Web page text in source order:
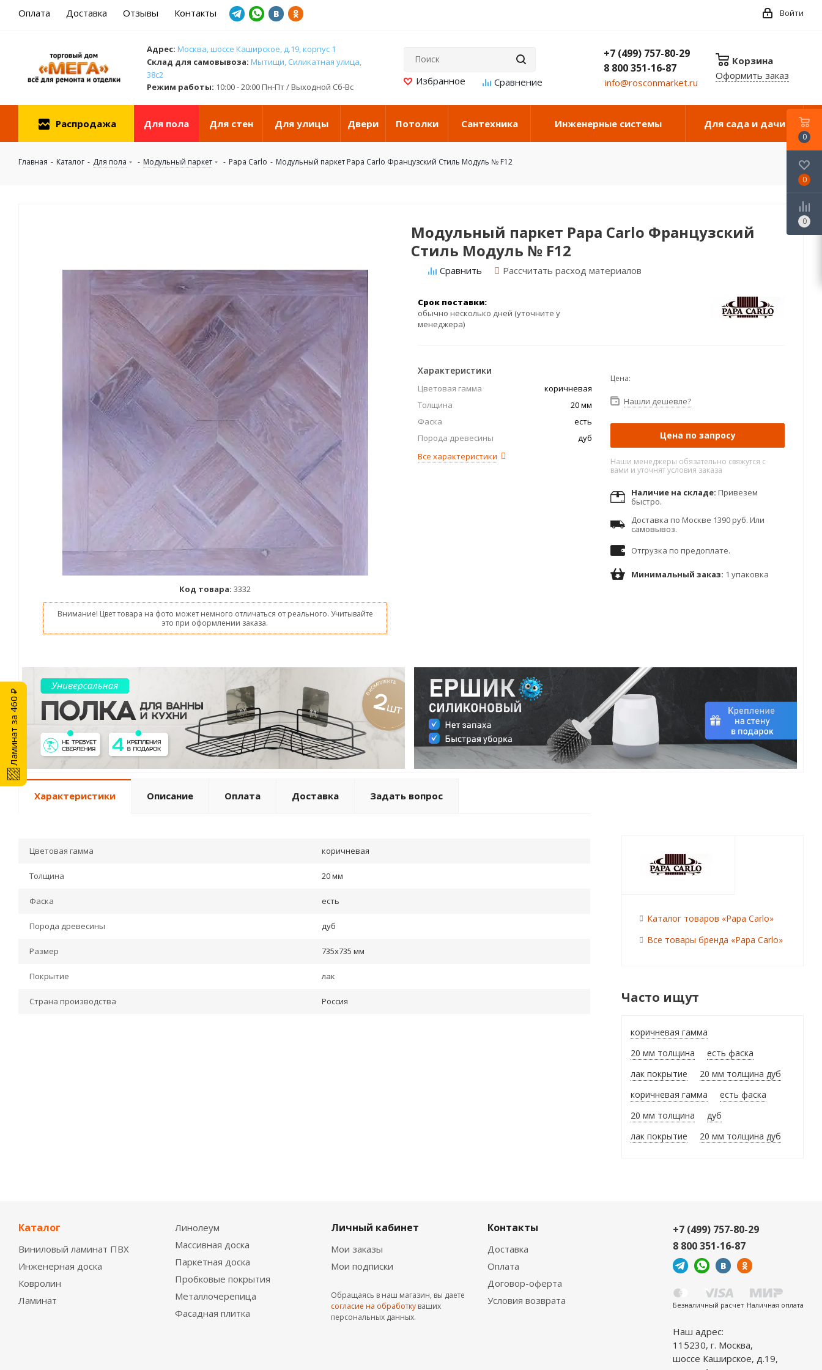
Оплата Доставка Отзывы Контакты Войти
Адрес: Москва, шоссе Каширское, д.19, корпус 1
Cклад для самовывоза: Мытищи, Силикатная улица,
38с2
Режим работы: 10:00 - 20:00 Пн-Пт / Выходной Сб-Вс
+7 (499) 757-80-29
8 800 351-16-87
info@rosconmarket.ru
Корзина
Оформить заказ
Распродажа Для пола Для стен Для улицы Двери Потолки Сантехника Инженерные системы Для сада и дачи
Главная - Каталог - Для пола - Модульный паркет - Papa Carlo - Модульный паркет Papa Carlo Французский Стиль Модуль № F12
Код товара: 3332
Внимание! Цвет товара на фото может немного отличаться от реального. Учитывайте
это при оформлении заказа.
Модульный паркет Papa Carlo Французский
Стиль Модуль № F12
Рассчитать расход материалов
Срок поставки:
обычно несколько дней (уточните у
менеджера)
Характеристики
Цветовая гамма
коричневая
Толщина
20 мм
Фаска
есть
Порода древесины
дуб
Все характеристики
Цена:
Нашли дешевле?
Цена по запросу
Наши менеджеры обязательно свяжутся с
вами и уточнят условия заказа
Наличие на складе: Привезем
быстро.
Доставка по Москве 1390 руб. Или
самовывоз.
Отгрузка по предоплате.
Минимальный заказ: 1 упаковка
Характеристики Описание Оплата Доставка Задать вопрос
Цветовая гамма коричневая
Толщина 20 мм
Фаска есть
Порода древесины дуб
Размер 735х735 мм
Покрытие лак
Страна производства Россия
Каталог товаров «Papa Carlo»
Все товары бренда «Papa Carlo»
Часто ищут
коричневая гамма
20 мм толщина
есть фаска
лак покрытие
20 мм толщина дуб
коричневая гамма
есть фаска
20 мм толщина
дуб
лак покрытие
20 мм толщина дуб
Каталог
Виниловый ламинат ПВХ
Инженерная доска
Ковролин
Ламинат
Линолеум
Массивная доска
Паркетная доска
Пробковые покрытия
Металлочерепица
Фасадная плитка
Личный кабинет
Мои заказы
Мои подписки
Обращаясь в наш магазин, вы даете
согласие на обработку ваших
персональных данных.
Контакты
Доставка
Оплата
Договор-оферта
Условия возврата
+7 (499) 757-80-29
8 800 351-16-87
Безналичный расчет Наличная оплата
Наш адрес:
115230, г. Москва,
шоссе Каширское, д.19,
0
0
0
Ламинат за 460 ₽